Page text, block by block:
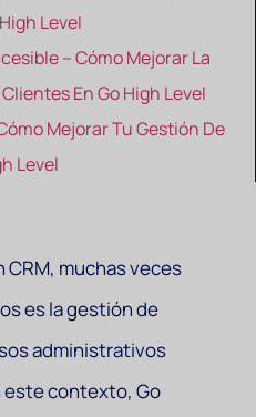
Level
– Cómo Mejorar La
En Go High Level
Mejorar Tu Gestión De
Level
CRM, muchas veces
es la gestión de
administrativos
este contexto, Go